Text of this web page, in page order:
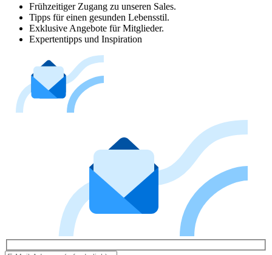
Frühzeitiger Zugang zu unseren Sales.
Tipps für einen gesunden Lebensstil.
Exklusive Angebote für Mitglieder.
Expertentipps und Inspiration